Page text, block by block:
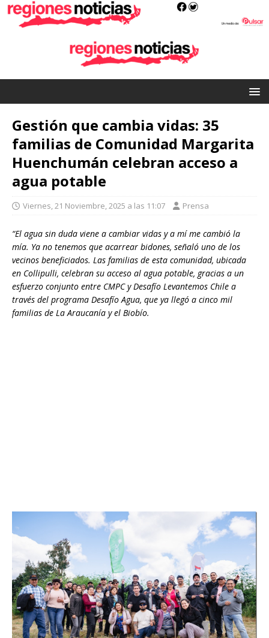
Gestión que cambia vidas: 35
familias de Comunidad Margarita
Huenchumán celebran acceso a
agua potable
Viernes, 21 Noviembre, 2025 a las 11:07 Prensa
“El agua sin duda viene a cambiar vidas y a mí me cambió la
mía. Ya no tenemos que acarrear bidones, señaló uno de los
vecinos beneficiados. Las familias de esta comunidad, ubicada
en Collipulli, celebran su acceso al agua potable, gracias a un
esfuerzo conjunto entre CMPC y Desafío Levantemos Chile a
través del programa Desafío Agua, que ya llegó a cinco mil
familias de La Araucanía y el Biobío.